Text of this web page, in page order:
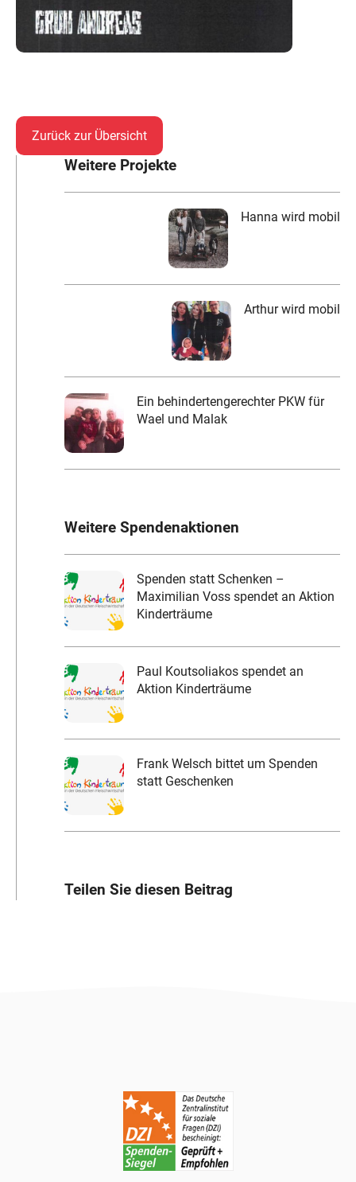
Zurück zur Übersicht
Weitere Projekte
Hanna wird mobil
Arthur wird mobil
Ein behindertengerechter PKW für
Wael und Malak
Weitere Spendenaktionen
Spenden statt Schenken –
Maximilian Voss spendet an Aktion
Kinderträume
Paul Koutsoliakos spendet an
Aktion Kinderträume
Frank Welsch bittet um Spenden
statt Geschenken
Teilen Sie diesen Beitrag